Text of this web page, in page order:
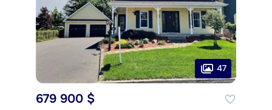
47
679 900 $